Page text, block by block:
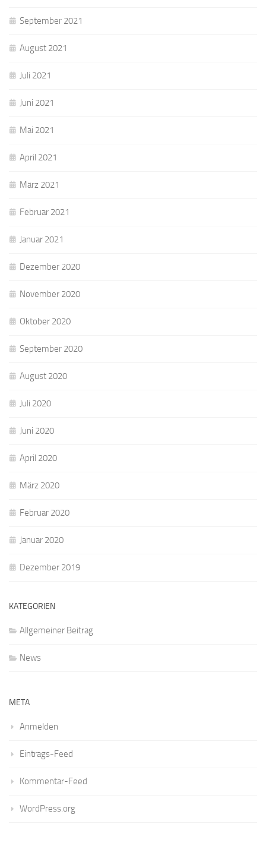
September 2021
August 2021
Juli 2021
Juni 2021
Mai 2021
April 2021
März 2021
Februar 2021
Januar 2021
Dezember 2020
November 2020
Oktober 2020
September 2020
August 2020
Juli 2020
Juni 2020
April 2020
März 2020
Februar 2020
Januar 2020
Dezember 2019
KATEGORIEN
Allgemeiner Beitrag
News
META
Anmelden
Eintrags-Feed
Kommentar-Feed
WordPress.org